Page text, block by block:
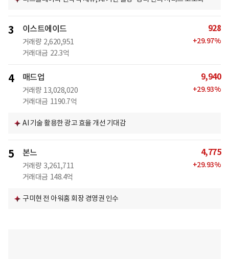
3 이스트에이드
거래량 2,620,951
거래대금 22.3억
928
+29.97%
4 매드업
거래량 13,028,020
거래대금 1190.7억
9,940
+29.93%
AI 기술 활용한 광고 효율 개선 기대감
5 본느
거래량 3,261,711
거래대금 148.4억
4,775
+29.93%
구미현 전 아워홈 회장 경영권 인수